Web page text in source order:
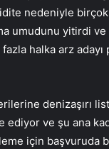
nedeniyle
umudunu yitirdi ve
halka arz adayı
denizaşırı
ediyor ve şu ana
için başvuruda